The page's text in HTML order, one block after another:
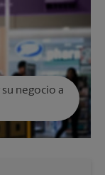
negocio a